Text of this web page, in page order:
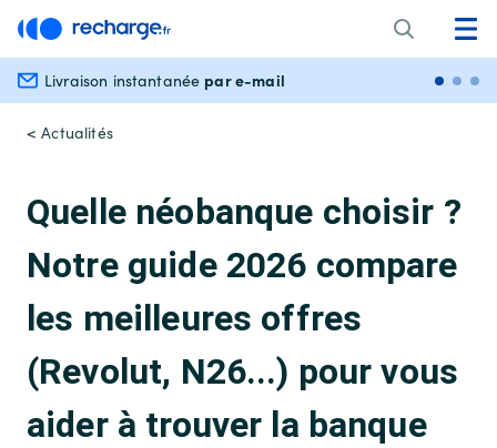
Livraison instantanée par e-mail
< Actualités
Quelle néobanque choisir ?
Notre guide 2026 compare
les meilleures offres
(Revolut, N26...) pour vous
aider à trouver la banque